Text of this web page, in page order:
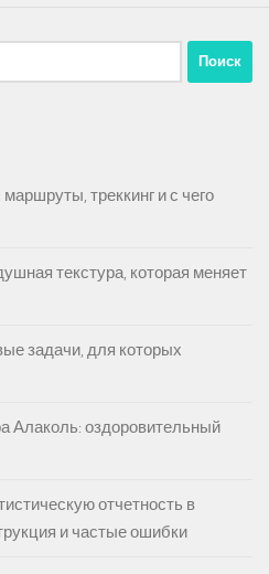
треккинг и с чего
текстура, которая меняет
задачи, для которых
Алаколь: оздоровительный
отчетность в
и частые ошибки